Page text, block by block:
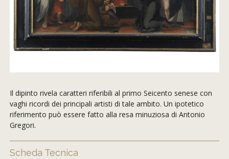
Il dipinto rivela caratteri riferibili al primo Seicento senese con
vaghi ricordi dei principali artisti di tale ambito. Un ipotetico
riferimento può essere fatto alla resa minuziosa di Antonio
Gregori.
Scheda Tecnica